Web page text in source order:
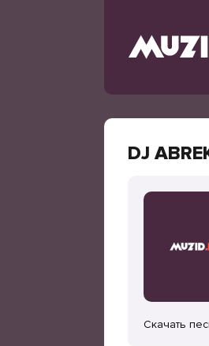
DJ
Скачать